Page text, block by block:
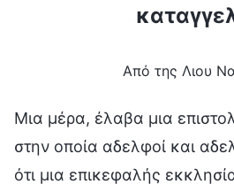
Από της Λιου
Μια μέρα, έλαβα μια
στην οποία αδελφοί και
ότι μια επικεφαλής